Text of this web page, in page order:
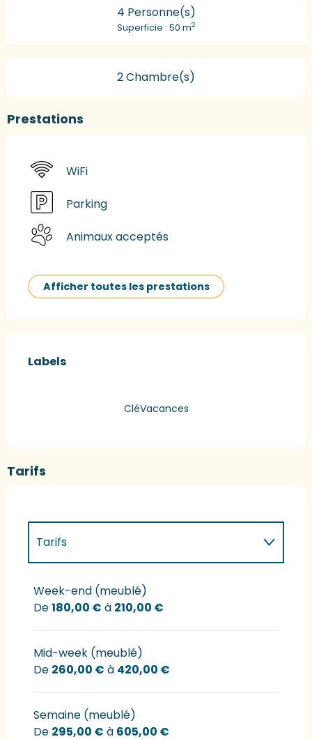
4 Personne(s)
Superficie : 50 m2
2 Chambre(s)
Prestations
WiFi
Parking
Animaux acceptés
Afficher toutes les prestations
Labels
Labels
CléVacances
Tarifs
Tarifs
Tarifs 2027
Week-end (meublé)
De180,00 € à 210,00 €
Mid-week (meublé)
De 260,00 € à 420,00 €
Semaine (meublé)
De 295,00 € à 605,00 €